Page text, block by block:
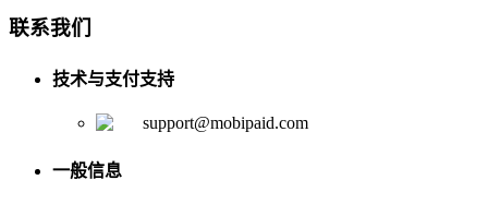
联系我们
技术与支付支持
support@mobipaid.com
一般信息